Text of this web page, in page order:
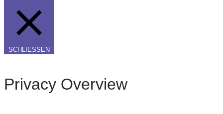
SCHLIESSEN
Privacy Overview